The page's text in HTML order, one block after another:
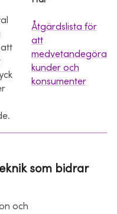
Åtgärdslista för
att
medvetandegöra
kunder och
konsumenter
som bidrar
och